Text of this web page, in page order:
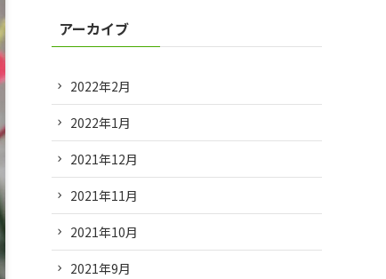
アーカイブ
2022年2月
2022年1月
2021年12月
2021年11月
2021年10月
2021年9月